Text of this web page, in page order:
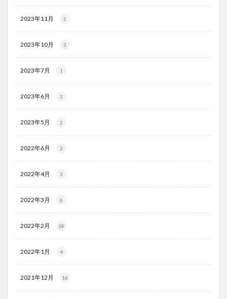
2023年11月 2
2023年10月 3
2023年7月 1
2023年6月 3
2023年5月 2
2022年6月 2
2022年4月 3
2022年3月 6
2022年2月 18
2022年1月 4
2021年12月 16